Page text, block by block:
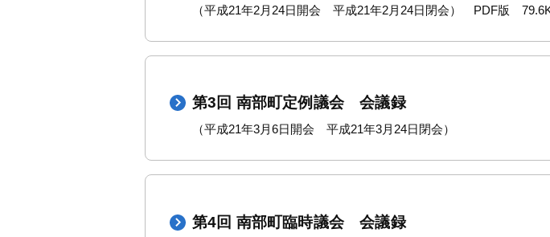
くらし・手続きトップ（平成21年2月24日開会 平成21年2月24日閉会） PDF版
第3回 南部町定例議会 会議録
（平成21年3月6日開会 平成21年3月24日閉会）
第4回 南部町臨時議会 会議録